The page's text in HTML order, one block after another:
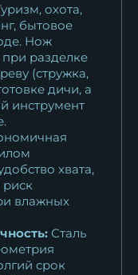
охота,
бытовое
Нож
разделке
(стружка,
дичи, а
инструмент
хвата,
влажных
Сталь
срок